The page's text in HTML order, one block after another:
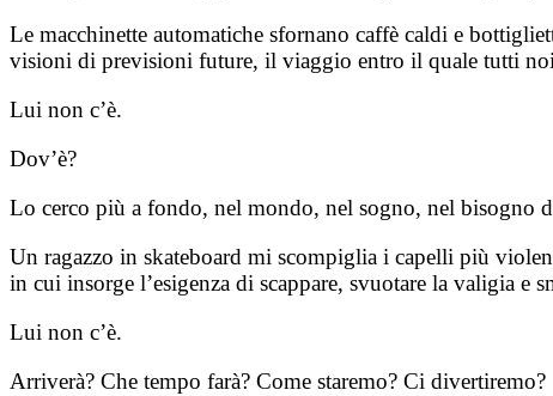
Le macchinette automatiche sfornano caffè caldi e
visioni di previsioni future, il viaggio entro il quale tutti noi
Lui non c’è.
Dov’è?
Lo cerco più a fondo, nel mondo, nel sogno, nel bisogno
Un ragazzo in skateboard mi scompiglia i capelli più
in cui insorge l’esigenza di scappare, svuotare la valigia e
Lui non c’è.
Arriverà? Che tempo farà? Come staremo? Ci divertiremo?